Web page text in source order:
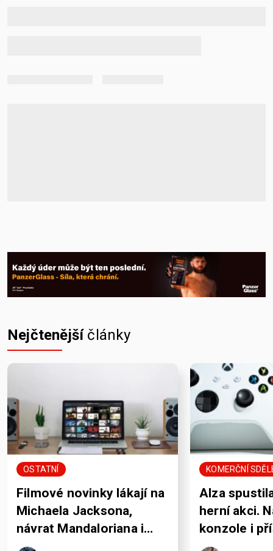
Nejčtenějšíčlánky
OSTATNÍ
Filmové novinky lákají na
Michaela Jacksona,
návrat Mandaloriana i
pořádně krvavou Jane
KOMERČNÍ
Alza
herní akci.
konzole i
rozdává